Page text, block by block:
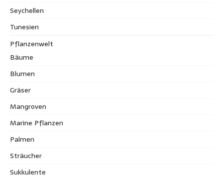
Seychellen
Tunesien
Pflanzenwelt
Bäume
Blumen
Gräser
Mangroven
Marine Pflanzen
Palmen
Sträucher
Sukkulente